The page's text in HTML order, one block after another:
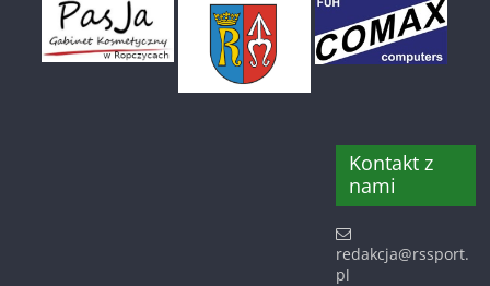
Kontakt z
nami
redakcja@rssport.
pl